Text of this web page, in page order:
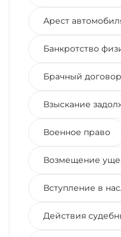
Арест
Банкротство
Брачный договор
Взыскание
Военное право
Возмещение
Вступление в
Действия